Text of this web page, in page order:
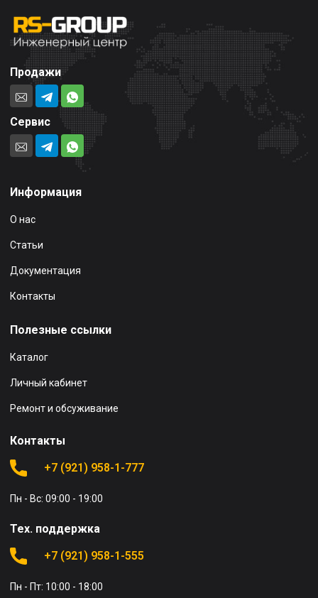
Продажи
Сервис
Информация
О нас
Статьи
Документация
Контакты
Полезные ссылки
Каталог
Личный кабинет
Ремонт и обсуживание
Контакты
+7 (921) 958-1-777
Пн - Вс: 09:00 - 19:00
Тех. поддержка
+7 (921) 958-1-555
Пн - Пт: 10:00 - 18:00